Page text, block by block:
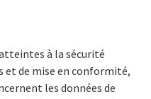
à la sécurité
et de mise en conformité,
les données de